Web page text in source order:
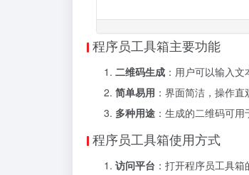
程序员工具箱主要功能
二维码生成 ：用户可以输入
简单易用 ：界面简洁，操作
多种用途 ：生成的二维码可
程序员工具箱使用方式
访问平台 ：打开程序员工具箱